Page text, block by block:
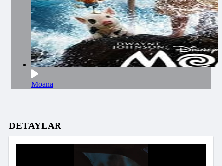
Moana
DETAYLAR